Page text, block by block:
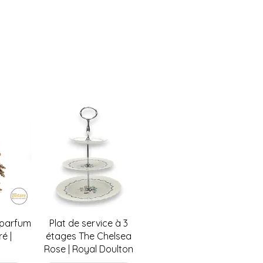
|
Aperçu rapide
Plat de service à 3
étages The Chelsea
Rose | Royal Doulton